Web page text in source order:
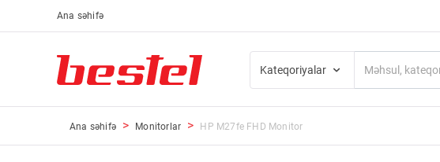
Ana səhifə
Kateqoriyalar
Ana səhifə Monitorlar HP M27fe FHD Monitor